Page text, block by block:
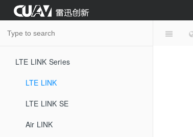
LTE LINK Series
LTE LINK
LTE LINK SE
Air LINK